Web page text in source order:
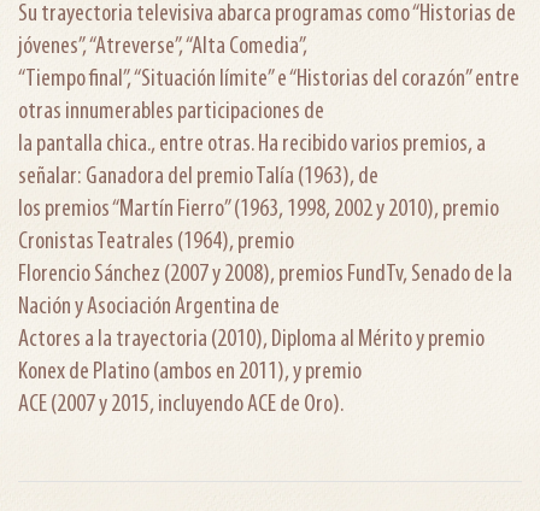
Su trayectoria televisiva abarca programas como “Historias de
jóvenes”, “Atreverse”, “Alta Comedia”,
“Tiempo final”, “Situación límite” e “Historias del corazón” entre
otras innumerables participaciones de
la pantalla chica., entre otras. Ha recibido varios premios, a
señalar: Ganadora del premio Talía (1963), de
los premios “Martín Fierro” (1963, 1998, 2002 y 2010), premio
Cronistas Teatrales (1964), premio
Florencio Sánchez (2007 y 2008), premios FundTv, Senado de la
Nación y Asociación Argentina de
Actores a la trayectoria (2010), Diploma al Mérito y premio
Konex de Platino (ambos en 2011), y premio
ACE (2007 y 2015, incluyendo ACE de Oro).